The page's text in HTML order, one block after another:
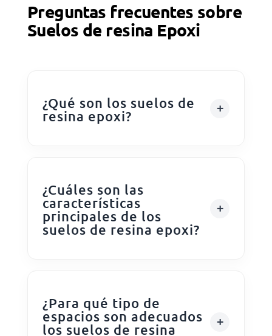
Preguntas frecuentes sobre
Suelos de resina Epoxi
¿Qué son los suelos de
resina epoxi?
¿Cuáles son las
características
principales de los
suelos de resina epoxi?
¿Para qué tipo de
espacios son adecuados
los suelos de resina